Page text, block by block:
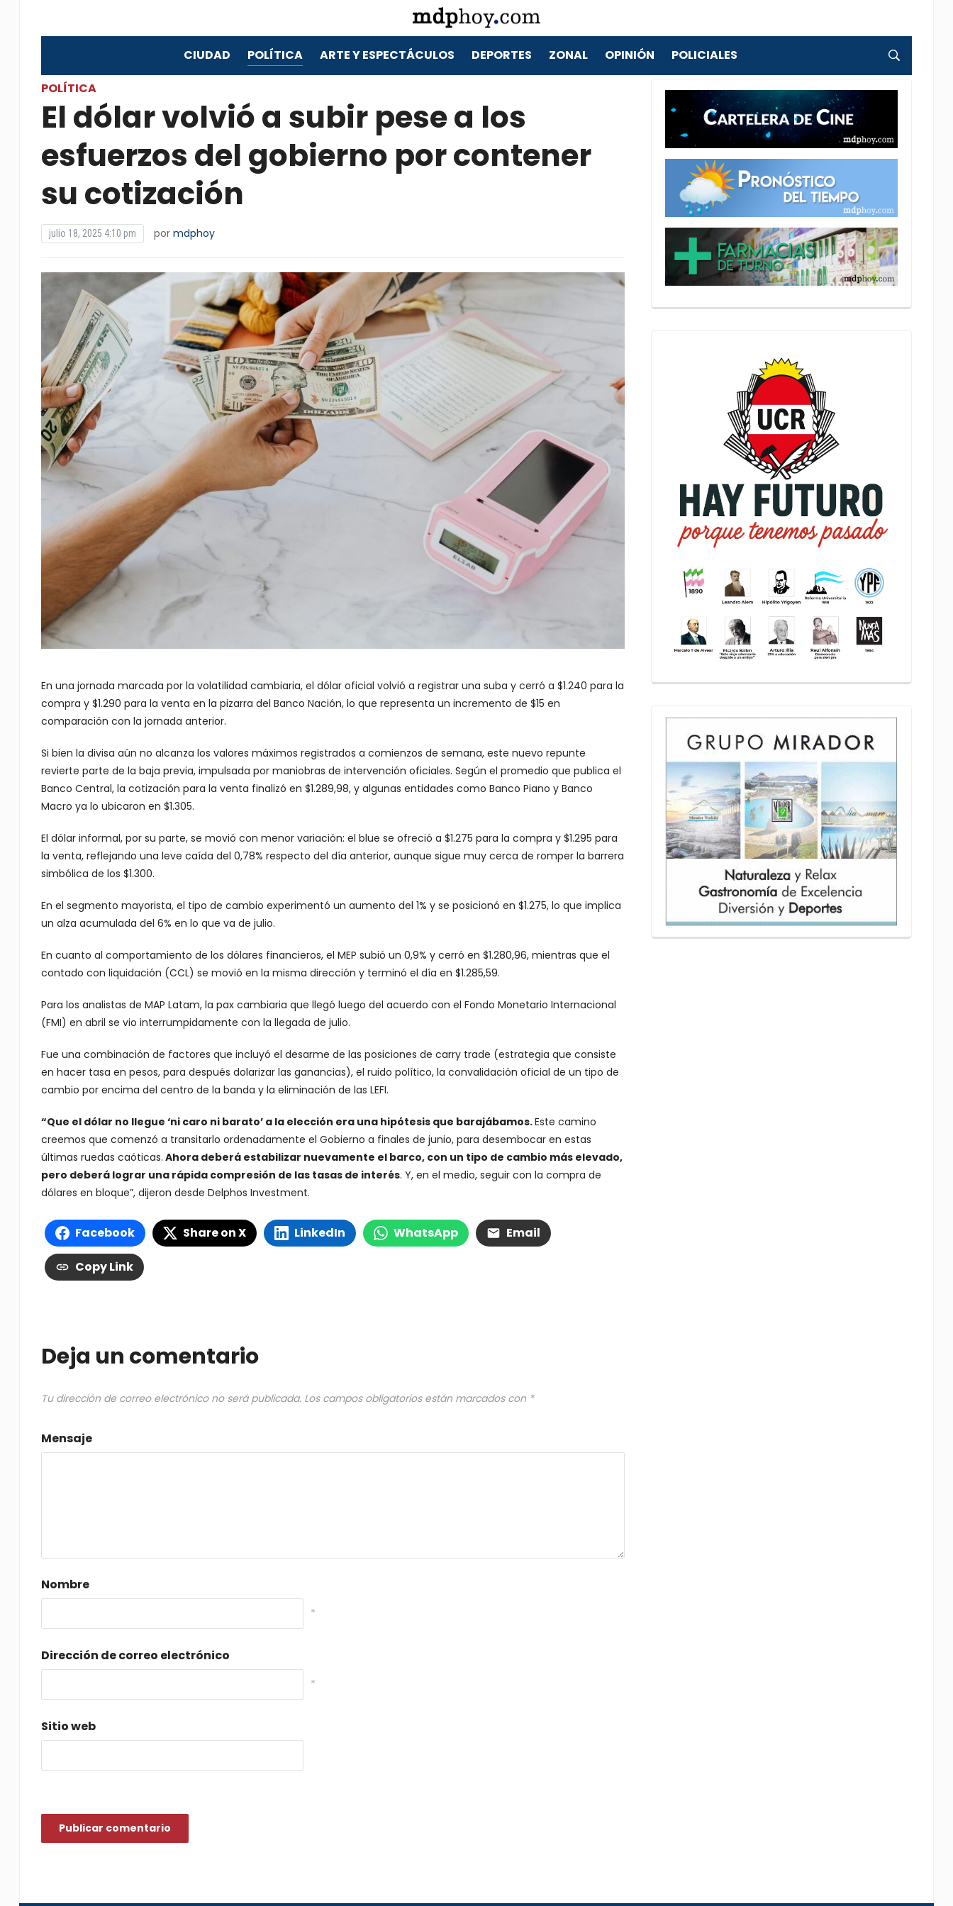
CIUDAD POLÍTICA ARTE Y ESPECTÁCULOS DEPORTES ZONAL OPINIÓN POLICIALES
POLÍTICA
El dólar volvió a subir pese a los
esfuerzos del gobierno por contener
su cotización
julio 18, 2025 4:10 pm por mdphoy
En una jornada marcada por la volatilidad cambiaria, el dólar oficial volvió a registrar una suba y cerró a $1.240 para la
compra y $1.290 para la venta en la pizarra del Banco Nación, lo que representa un incremento de $15 en
comparación con la jornada anterior.
Si bien la divisa aún no alcanza los valores máximos registrados a comienzos de semana, este nuevo repunte
revierte parte de la baja previa, impulsada por maniobras de intervención oficiales. Según el promedio que publica el
Banco Central, la cotización para la venta finalizó en $1.289,98, y algunas entidades como Banco Piano y Banco
Macro ya lo ubicaron en $1.305.
El dólar informal, por su parte, se movió con menor variación: el blue se ofreció a $1.275 para la compra y $1.295 para
la venta, reflejando una leve caída del 0,78% respecto del día anterior, aunque sigue muy cerca de romper la barrera
simbólica de los $1.300.
En el segmento mayorista, el tipo de cambio experimentó un aumento del 1% y se posicionó en $1.275, lo que implica
un alza acumulada del 6% en lo que va de julio.
En cuanto al comportamiento de los dólares financieros, el MEP subió un 0,9% y cerró en $1.280,96, mientras que el
contado con liquidación (CCL) se movió en la misma dirección y terminó el día en $1.285,59.
Para los analistas de MAP Latam, la pax cambiaria que llegó luego del acuerdo con el Fondo Monetario Internacional
(FMI) en abril se vio interrumpidamente con la llegada de julio.
Fue una combinación de factores que incluyó el desarme de las posiciones de carry trade (estrategia que consiste
en hacer tasa en pesos, para después dolarizar las ganancias), el ruido político, la convalidación oficial de un tipo de
cambio por encima del centro de la banda y la eliminación de las LEFI.
“Que el dólar no llegue ‘ni caro ni barato’ a la elección era una hipótesis que barajábamos.Este camino
creemos que comenzó a transitarlo ordenadamente el Gobierno a finales de junio, para desembocar en estas
últimas ruedas caóticas. Ahora deberá estabilizar nuevamente el barco, con un tipo de cambio más elevado,
pero deberá lograr una rápida compresión de las tasas de interés. Y, en el medio, seguir con la compra de
dólares en bloque”, dijeron desde Delphos Investment.
Facebook Share on X LinkedIn WhatsApp Email
Copy Link
Deja un comentario
Tu dirección de correo electrónico no será publicada. Los campos obligatorios están marcados con *
Mensaje
Nombre
*
Dirección de correo electrónico
*
Sitio web